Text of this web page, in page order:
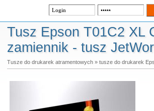
Tusz Epson T01C2 XL
zamiennik - tusz
Tusze do drukarek atramentowych» tusze do drukarek